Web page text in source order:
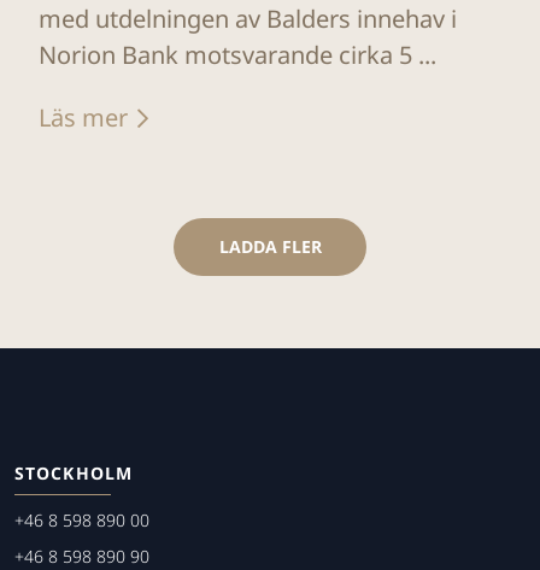
med utdelningen av Balders innehav i
Norion Bank motsvarande cirka 5 ...
Läs mer
LADDA FLER
STOCKHOLM
+46 8 598 890 00
+46 8 598 890 90